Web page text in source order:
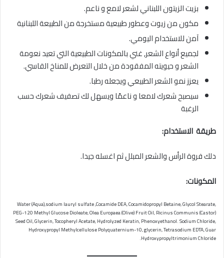
بزيت الزيتون اللبناني لشعر لامع و ناعم.
مكون من زيوت وعطور طبيعية مستخرجة من الطبيعة اللبنانية
آمن للاستخدام اليومي.
لجميع أنواع الشعر, غني بالمكونات الطبيعية التي تعيد نعومة
الشعر و حيويته المفقودة من خلال التعرض للمناخ القاسي.
يعزز نمو الشعر الطبيعي ويجعله رطبا.
سيصبح شعرك لامعا و ناعمًا ويسهل لك تصفيف شعرك حسب
الرغبة
طريقة الاستخدام:
دلك فروة الرأس والشعر المبلل ثم اغسله جيدا.
المكونات:
Water (Aqua),sodium lauryl sulfate ,Cocamide DEA, Cocamidopropyl Betaine, Glycol Stearate,
PEG-120 Methyl Glucose Dioleate, Olea Europaea (Olive) Fruit Oil, Ricinus Communis (Castor)
Seed Oil, Glycerin, Tocopheryl Acetate, Hydrolyzed Keratin, Phenoxyethanol. Sodium Chloride,
Hydroxypropyl Methylcellulose Polyquaternium-10, glycerin, Tetrasodium EDTA, Guar
Hydroxypropyltrimonium Chloride.